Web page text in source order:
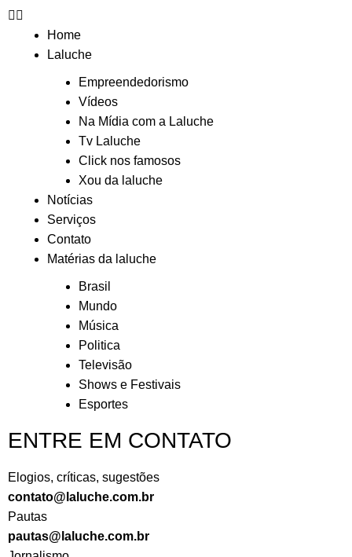
Home
Laluche
Empreendedorismo
Vídeos
Na Mídia com a Laluche
Tv Laluche
Click nos famosos
Xou da laluche
Notícias
Serviços
Contato
Matérias da laluche
Brasil
Mundo
Música
Politica
Televisão
Shows e Festivais
Esportes
ENTRE EM CONTATO
Elogios, críticas, sugestões
contato@laluche.com.br
Pautas
pautas@laluche.com.br